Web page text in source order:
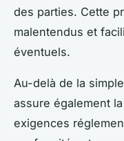
des parties. Cette
malentendus et
éventuels.
Au-delà de la
assure également
exigences